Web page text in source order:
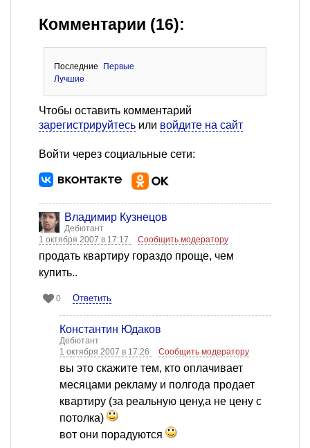
Комментарии (16):
Последние
Первые
Лучшие
Чтобы оставить комментарий
зарегистрируйтесь или войдите на сайт
Войти через социальные сети:
Владимир Кузнецов
Дебютант
1 октября 2007 в 17:17
Сообщить модератору
продать квартиру гораздо проще, чем
купить..
0 Ответить
Константин Юдаков
Дебютант
1 октября 2007 в 17:26
Сообщить модератору
вы это скажите тем, кто оплачивает
месяцами рекламу и полгода продает
квартиру (за реальную цену,а не цену с
потолка)
вот они порадуются